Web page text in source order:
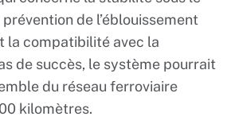
de l’éblouissement
la compatibilité avec la
de succès, le système pourrait
du réseau ferroviaire
kilomètres.